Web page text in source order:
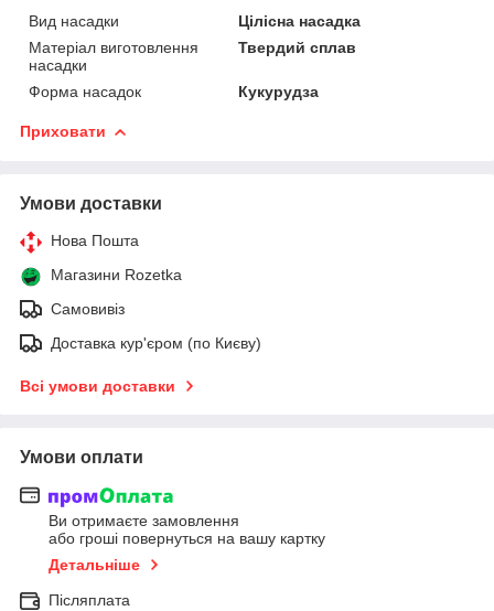
Вид насадки
Цілісна насадка
Матеріал виготовлення
насадки
Твердий сплав
Форма насадок Кукурудза
Приховати
Умови доставки
Нова Пошта
Магазини Rozetka
Самовивіз
Доставка кур'єром (по Києву)
Всі умови доставки
Умови оплати
Ви отримаєте замовлення
або гроші повернуться на вашу картку
Детальніше
Післяплата